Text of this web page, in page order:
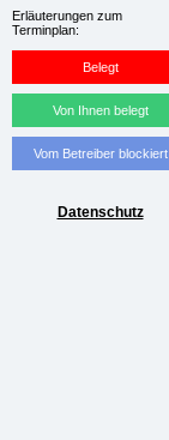
Erläuterungen zum
Terminplan:
Belegt
Von Ihnen belegt
Vom Betreiber blockiert
Datenschutz